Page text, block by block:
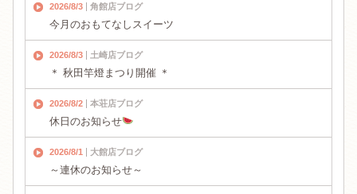
2026/8/3 角館店ブログ
今月のおもてなしスイーツ
2026/8/3 土崎店ブログ
＊ 秋田竿燈まつり開催 ＊
2026/8/2 本荘店ブログ
休日のお知らせ
2026/8/1 大館店ブログ
～連休のお知らせ～